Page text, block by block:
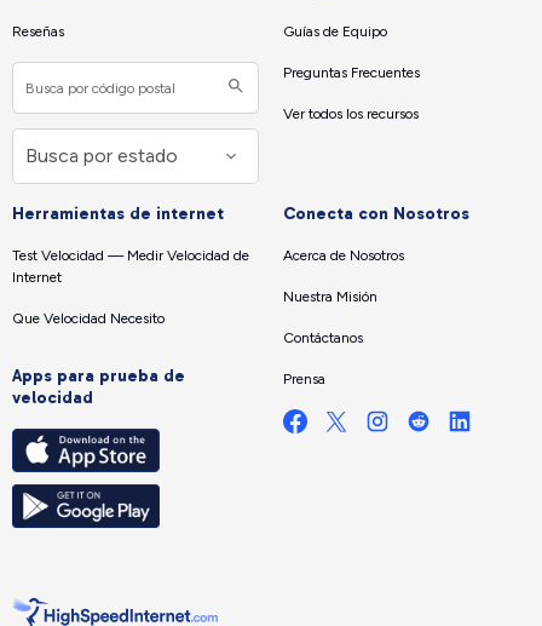
Reseñas Guías de Equipo
Preguntas Frecuentes
Ver todos los recursos
Herramientas de internet
Test Velocidad — Medir Velocidad de
Internet
Que Velocidad Necesito
Apps para prueba de
velocidad
Conecta con Nosotros
Acerca de Nosotros
Nuestra Misión
Contáctanos
Prensa